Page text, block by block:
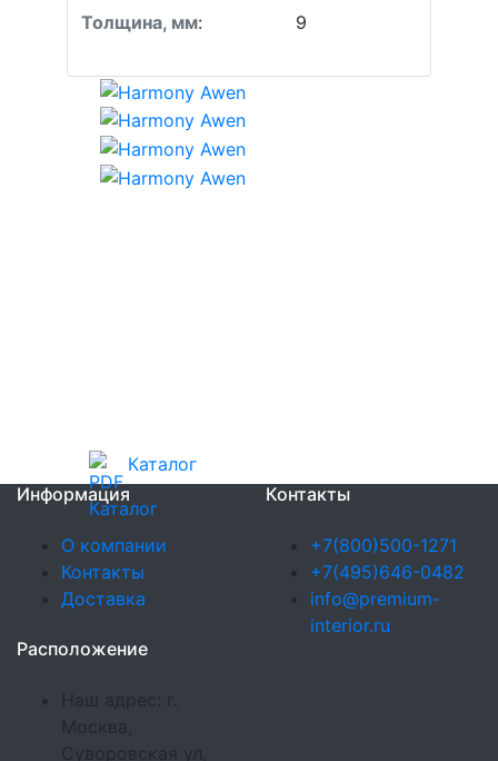
Толщина, мм: 9
Каталог
Информация
О компании
Контакты
Доставка
Контакты
+7(800)500-1271
+7(495)646-0482
info@premium-
interior.ru
Расположение
Наш адрес: г.
Москва,
Суворовская ул,